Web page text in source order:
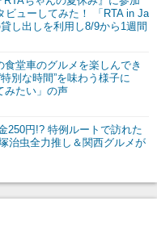
ビューしてみた！ 「RTA in Ja
し出しを利用し8/9から1週間
堂車のグルメを楽しんでき
別な時間”を味わう様子に
みたい」の声
250円!? 特例ルートで訪れた
治虫全力推し＆関西グルメが